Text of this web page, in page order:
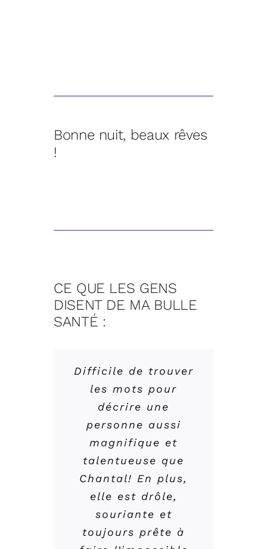
Bonne nuit, beaux rêves
!
CE QUE LES GENS
DISENT DE MA BULLE
SANTÉ :
Difficile de trouver
les mots pour
décrire une
personne aussi
magnifique et
talentueuse que
Chantal! En plus,
elle est drôle,
souriante et
toujours prête à
J’ai rencontré
Chantal sous
référence d’un
médecin en 2018
pour des migraines
sévères et une
névralgie du nerf
d’Arnold. Cette
ostéopathe a
changé ma vie, mes
Chantal est une
personne
attentionnée à
l’écoute des
besoins de ses
patients ! Les
résultats sont
rapides et
traitements
efficaces ! Je